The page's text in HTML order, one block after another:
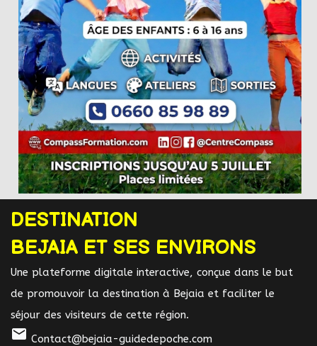
DESTINATION
BEJAIA ET SES ENVIRONS
Une plateforme digitale interactive, conçue dans le but
de promouvoir la destination à Bejaia et faciliter le
séjour des visiteurs de cette région.
mail Contact@bejaia-guidedepoche.com